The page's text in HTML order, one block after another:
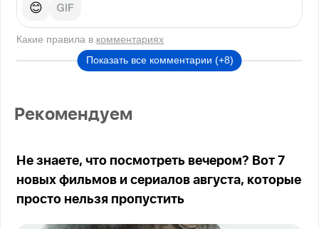
😊
Какие правила в комментариях
Показать все комментарии (+8)
Рекомендуем
Не знаете, что посмотреть вечером? Вот 7
новых фильмов и сериалов августа, которые
просто нельзя пропустить